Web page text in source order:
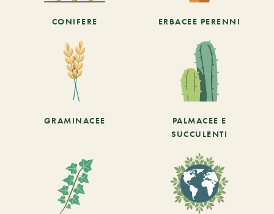
CONIFERE ERBACEE PERENNI
GRAMINACEE
PALMACEE E
SUCCULENTI